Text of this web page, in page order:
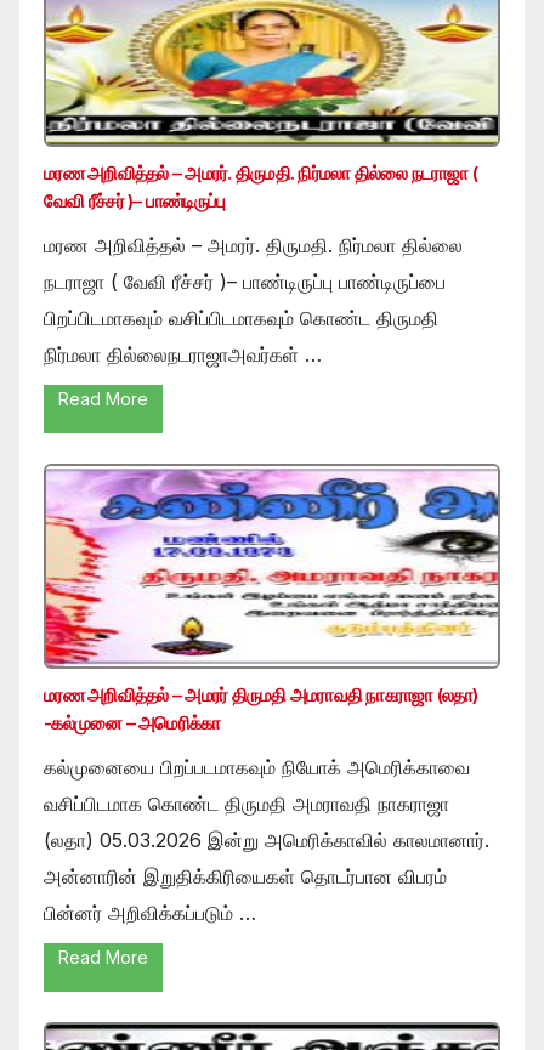
மரண அறிவித்தல் – அமரர். திருமதி. நிர்மலா தில்லை நடராஜா (
வேவி ரீச்சர் )– பாண்டிருப்பு
மரண அறிவித்தல் – அமரர். திருமதி. நிர்மலா தில்லை
நடராஜா ( வேவி ரீச்சர் )– பாண்டிருப்பு பாண்டிருப்பை
பிறப்பிடமாகவும் வசிப்பிடமாகவும் கொண்ட திருமதி
நிர்மலா தில்லைநடராஜாஅவர்கள் …
Read More
மரண அறிவித்தல் – அமரர் திருமதி அமராவதி நாகராஜா (லதா)
-கல்முனை – அமெரிக்கா
கல்முனையை பிறப்படமாகவும் நியோக் அமெரிக்காவை
வசிப்பிடமாக கொண்ட திருமதி அமராவதி நாகராஜா
(லதா) 05.03.2026 இன்று அமெரிக்காவில் காலமானார்.
அன்னாரின் இறுதிக்கிரியைகள் தொடர்பான விபரம்
பின்னர் அறிவிக்கப்படும் …
Read More